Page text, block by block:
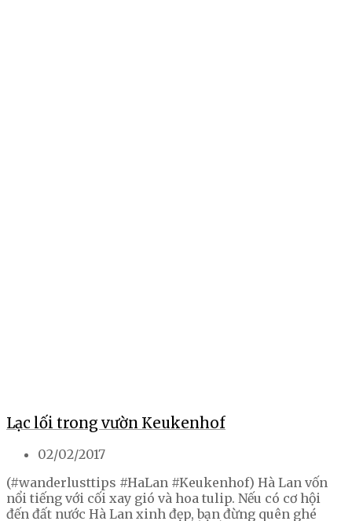
Lạc lối trong vườn Keukenhof
02/02/2017
(#wanderlusttips #HaLan #Keukenhof) Hà Lan vốn
nổi tiếng với cối xay gió và hoa tulip. Nếu có cơ hội
đến đất nước Hà Lan xinh đẹp, bạn đừng quên ghé